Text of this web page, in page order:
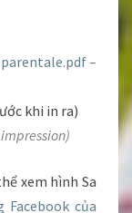
–
khi in ra)
xem hình Sa
Facebook của